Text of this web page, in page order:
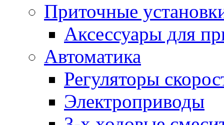
Приточные
Аксессуары для
Автоматика
Регуляторы
Электроприводы